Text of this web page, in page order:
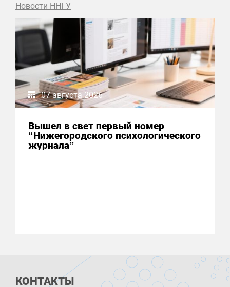
Новости ННГУ
07 августа 2026
Вышел в свет первый номер
“Нижегородского психологического
журнала”
КОНТАКТЫ